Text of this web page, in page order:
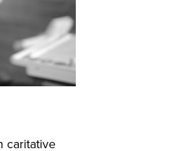
caritative